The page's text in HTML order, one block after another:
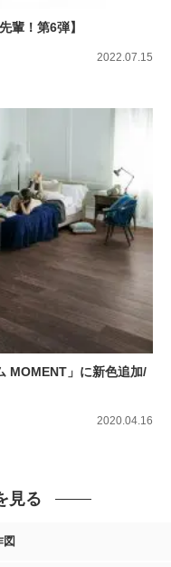
輩！第6弾】
2022.07.15
MOMENT」に新色追加/
2020.04.16
見る
図